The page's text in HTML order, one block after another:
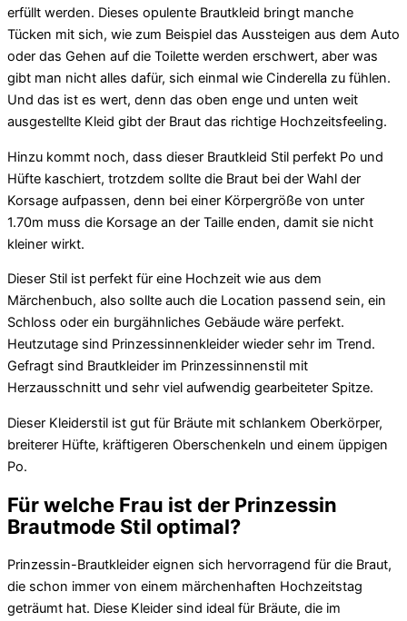
erfüllt werden. Dieses opulente Brautkleid bringt manche
Tücken mit sich, wie zum Beispiel das Aussteigen aus dem Auto
oder das Gehen auf die Toilette werden erschwert, aber was
gibt man nicht alles dafür, sich einmal wie Cinderella zu fühlen.
Und das ist es wert, denn das oben enge und unten weit
ausgestellte Kleid gibt der Braut das richtige Hochzeitsfeeling.
Hinzu kommt noch, dass dieser Brautkleid Stil perfekt Po und
Hüfte kaschiert, trotzdem sollte die Braut bei der Wahl der
Korsage aufpassen, denn bei einer Körpergröße von unter
1.70m muss die Korsage an der Taille enden, damit sie nicht
kleiner wirkt.
Dieser Stil ist perfekt für eine Hochzeit wie aus dem
Märchenbuch, also sollte auch die Location passend sein, ein
Schloss oder ein burgähnliches Gebäude wäre perfekt.
Heutzutage sind Prinzessinnenkleider wieder sehr im Trend.
Gefragt sind Brautkleider im Prinzessinnenstil mit
Herzausschnitt und sehr viel aufwendig gearbeiteter Spitze.
Dieser Kleiderstil ist gut für Bräute mit schlankem Oberkörper,
breiterer Hüfte, kräftigeren Oberschenkeln und einem üppigen
Po.
Für welche Frau ist der Prinzessin
Brautmode Stil optimal?
Prinzessin-Brautkleider eignen sich hervorragend für die Braut,
die schon immer von einem märchenhaften Hochzeitstag
geträumt hat. Diese Kleider sind ideal für Bräute, die im